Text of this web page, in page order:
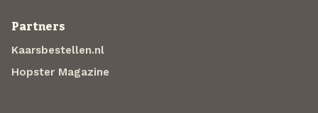
Partners
Kaarsbestellen.nl
Hopster Magazine